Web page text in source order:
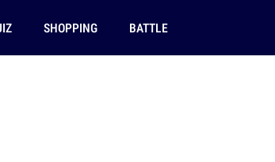
SHOPPING BATTLE